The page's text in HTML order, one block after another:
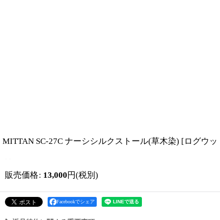
MITTAN SC-27C ナーシシルクストール(草木染) [ ログウッ
販売価格: 13,000 円(税別)
Facebookでシェア